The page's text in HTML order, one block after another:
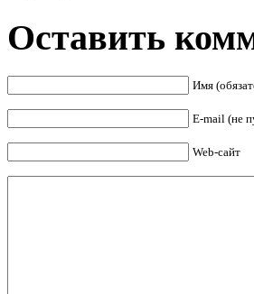
Оставить
Имя
E-mail (не
Web-сайт